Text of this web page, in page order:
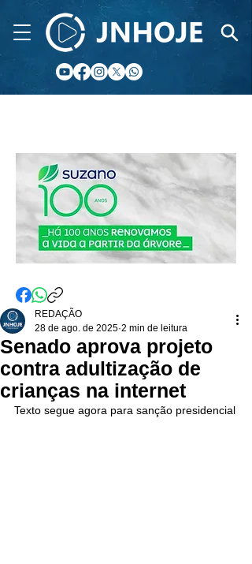
Senado aprova projeto
contra adultização de
crianças na internet
REDAÇÃO
28 de ago. de 2025 2 min de leitura
Texto segue agora para sanção presidencial